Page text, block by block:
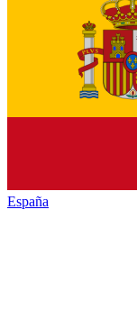
España